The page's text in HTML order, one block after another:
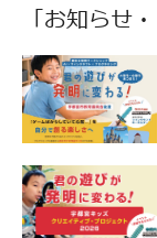
「お知らせ ・